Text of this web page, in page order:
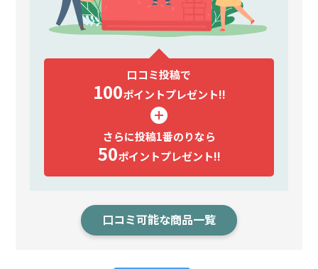
口コミ投稿で
100ポイントプレゼント!!
さらに投稿1番のりなら
50ポイントプレゼント!!
口コミ可能な商品一覧